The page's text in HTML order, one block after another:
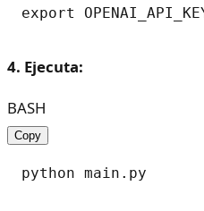
4. Ejecuta:
BASH
Copy